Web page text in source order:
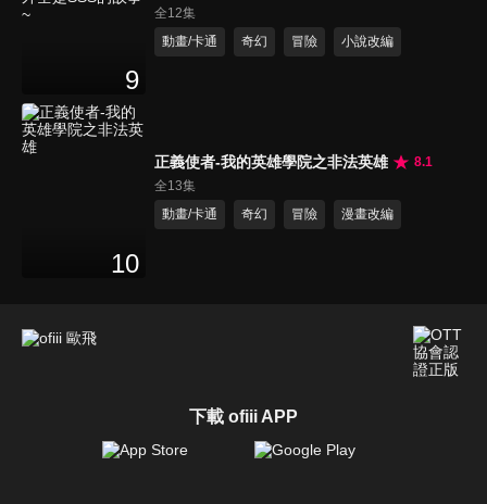
9
SSS的故事~
全12集
動畫/卡通
奇幻 冒險 小說改編
10
正義使者-我的英雄學院之非法英雄
8.1
全13集
動畫/卡通
奇幻 冒險 漫畫改編
下載 ofiii APP